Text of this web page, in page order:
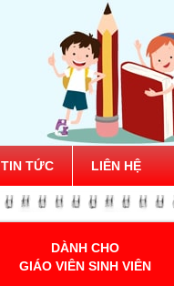
TIN TỨC LIÊN HỆ
DÀNH CHO
GIÁO VIÊN SINH VIÊN